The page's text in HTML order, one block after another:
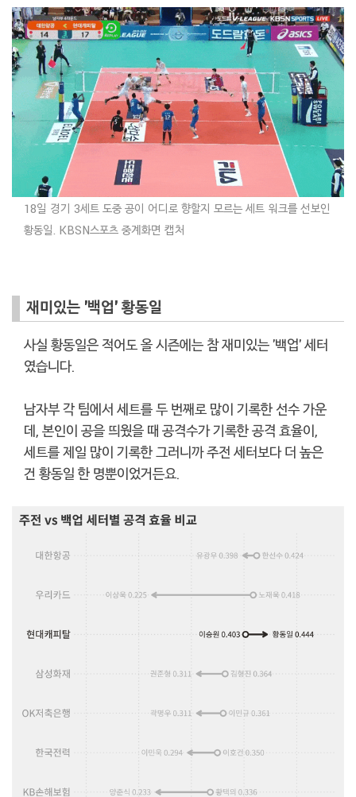
18일 경기 3세트 도중 공이 어디로 향할지 모르는 세트 워크를 선보인
황동일. KBSN스포츠 중계화면 캡처
재미있는 '백업' 황동일
사실 황동일은 적어도 올 시즌에는 참 재미있는 '백업' 세터
였습니다.
남자부 각 팀에서 세트를 두 번째로 많이 기록한 선수 가운
데, 본인이 공을 띄웠을 때 공격수가 기록한 공격 효율이,
세트를 제일 많이 기록한 그러니까 주전 세터보다 더 높은
건 황동일 한 명뿐이었거든요.